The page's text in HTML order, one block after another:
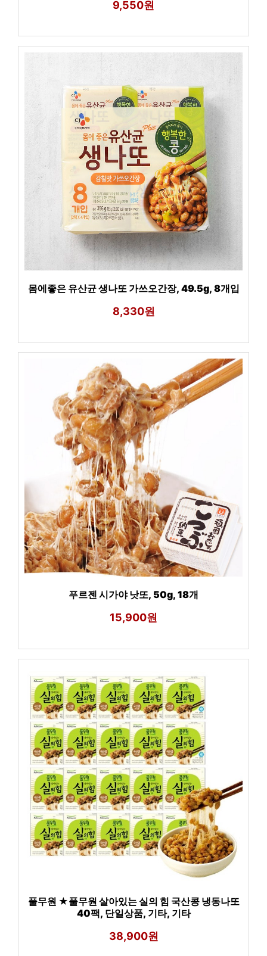
9,550원
몸에좋은 유산균 생나또 가쓰오간장, 49.5g, 8개입
8,330원
푸르젠 시가야 낫또, 50g, 18개
15,900원
풀무원 ★풀무원 살아있는 실의 힘 국산콩 냉동나또
40팩, 단일상품, 기타, 기타
38,900원